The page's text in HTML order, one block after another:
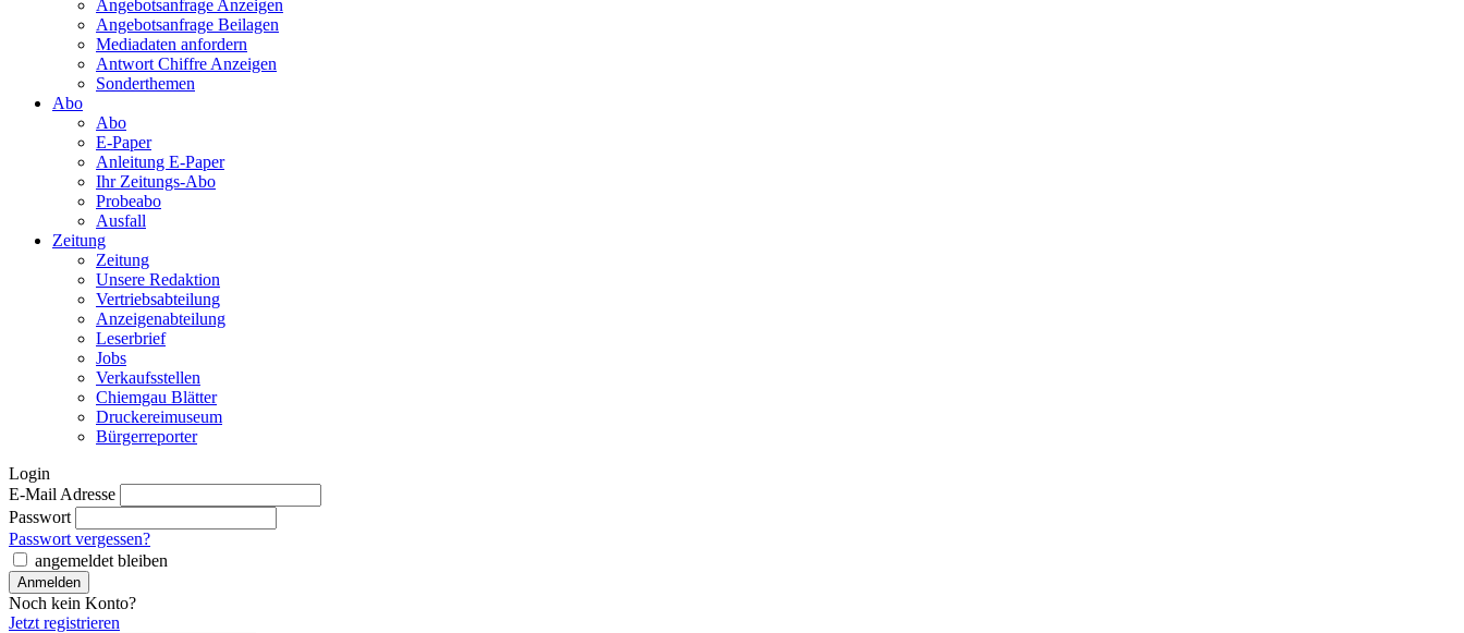
Angebotsanfrage Anzeigen
Angebotsanfrage Beilagen
Mediadaten anfordern
Antwort Chiffre Anzeigen
Sonderthemen
Abo
Abo
E-Paper
Anleitung E-Paper
Ihr Zeitungs-Abo
Probeabo
Ausfall
Zeitung
Zeitung
Unsere Redaktion
Vertriebsabteilung
Anzeigenabteilung
Leserbrief
Jobs
Verkaufsstellen
Chiemgau Blätter
Druckereimuseum
Bürgerreporter
Login
E-Mail Adresse
Passwort
Passwort vergessen?
angemeldet bleiben
Noch kein Konto?
Jetzt registrieren